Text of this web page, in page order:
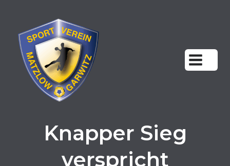
springen
Knapper Sieg
verspricht